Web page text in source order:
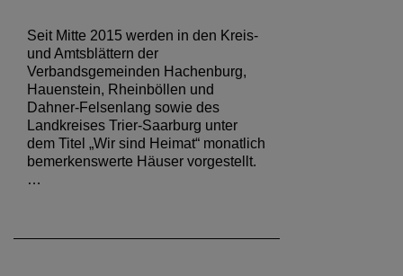
Seit Mitte 2015 werden in den Kreis-
und Amtsblättern der
Verbandsgemeinden Hachenburg,
Hauenstein, Rheinböllen und
Dahner-Felsenlang sowie des
Landkreises Trier-Saarburg unter
dem Titel „Wir sind Heimat“ monatlich
bemerkenswerte Häuser vorgestellt.
…